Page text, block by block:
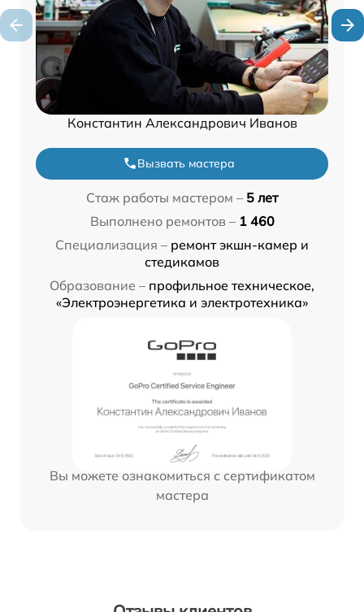
Константин Александрович Иванов
Вызвать мастера
Стаж работы мастером – 5 лет
Выполнено ремонтов – 1 460
Специализация – ремонт экшн-камер и
стедикамов
Образование – профильное техническое,
«Электроэнергетика и электротехника»
Вы можете ознакомиться с сертификатом
мастера